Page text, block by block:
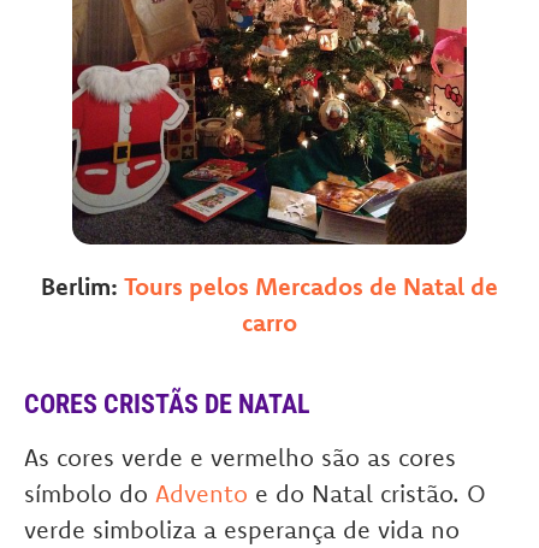
Berlim: Tours pelos Mercados de Natal de
carro
CORES CRISTÃS DE NATAL
As cores verde e vermelho são as cores
símbolo do Advento e do Natal cristão. O
verde simboliza a esperança de vida no